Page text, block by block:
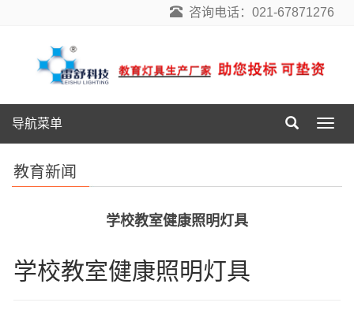
咨询电话：021-67871276
导
航
导航菜单
教育新闻
学校教室健康照明灯具
学校教室健康照明灯具